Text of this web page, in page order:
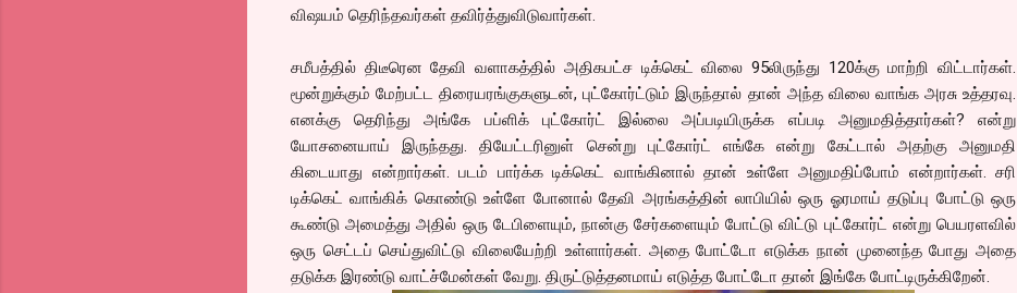
விஷயம் தெரிந்தவர்கள் தவிர்த்துவிடுவார்கள்.
சமீபத்தில் திடீரென தேவி வளாகத்தில் அதிகபட்ச டிக்கெட் விலை 95லிருந்து 120க்கு மாற்றி விட்டார்கள்.
மூன்றுக்கும் மேற்பட்ட திரையரங்குகளுடன், புட்கோர்ட்டும் இருந்தால் தான் அந்த விலை வாங்க அரசு உத்தரவு.
எனக்கு தெரிந்து அங்கே பப்ளிக் புட்கோர்ட் இல்லை அப்படியிருக்க எப்படி அனுமதித்தார்கள்? என்று
யோசனையாய் இருந்தது. தியேட்டரினுள் சென்று புட்கோர்ட் எங்கே என்று கேட்டால் அதற்கு அனுமதி
கிடையாது என்றார்கள். படம் பார்க்க டிக்கெட் வாங்கினால் தான் உள்ளே அனுமதிப்போம் என்றார்கள். சரி
டிக்கெட் வாங்கிக் கொண்டு உள்ளே போனால் தேவி அரங்கத்தின் லாபியில் ஒரு ஓரமாய் தடுப்பு போட்டு ஒரு
கூண்டு அமைத்து அதில் ஒரு டேபிளையும், நான்கு சேர்களையும் போட்டு விட்டு புட்கோர்ட் என்று பெயரளவில்
ஒரு செட்டப் செய்துவிட்டு விலையேற்றி உள்ளார்கள். அதை போட்டோ எடுக்க நான் முனைந்த போது அதை
தடுக்க இரண்டு வாட்ச்மேன்கள் வேறு. திருட்டுத்தனமாய் எடுத்த போட்டோ தான் இங்கே போட்டிருக்கிறேன்.